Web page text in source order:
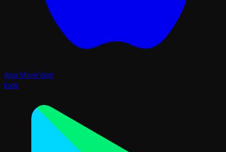
App Store'dan
İndir